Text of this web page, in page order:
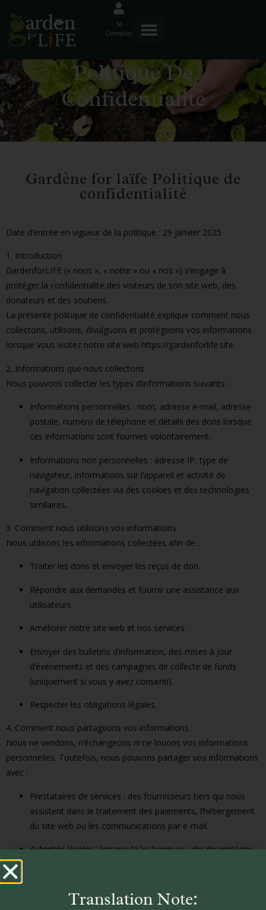
Se
Connecter
Politique De
Confidentialité
Gardène for laïfe Politique de
confidentialité
Date d’entrée en vigueur de la politique : 29 janvier 2025
1. Introduction
GardenforLIFE (« nous », « notre » ou « nos ») s’engage à
protéger la confidentialité des visiteurs de son site web, des
donateurs et des soutiens.
La présente politique de confidentialité explique comment nous
collectons, utilisons, divulguons et protégeons vos informations
lorsque vous visitez notre site web https://gardenforlife.site.
2. Informations que nous collectons
Nous pouvons collecter les types d’informations suivants :
Informations personnelles : nom, adresse e-mail, adresse
postale, numéro de téléphone et détails des dons lorsque
ces informations sont fournies volontairement.
Informations non personnelles : adresse IP, type de
navigateur, informations sur l’appareil et activité de
navigation collectées via des cookies et des technologies
similaires.
3. Comment nous utilisons vos informations
Nous utilisons les informations collectées afin de :
Traiter les dons et envoyer les reçus de don.
Répondre aux demandes et fournir une assistance aux
utilisateurs.
Améliorer notre site web et nos services.
Envoyer des bulletins d’information, des mises à jour
d’événements et des campagnes de collecte de fonds
(uniquement si vous y avez consenti).
Respecter les obligations légales.
4. Comment nous partageons vos informations
Nous ne vendons, n’échangeons ni ne louons vos informations
personnelles. Toutefois, nous pouvons partager vos informations
avec :
Prestataires de services : des fournisseurs tiers qui nous
assistent dans le traitement des paiements, l’hébergement
du site web ou les communications par e-mail.
Autorités légales : lorsque la loi l’exige ou afin de protéger
5. Cookies et technologies de suivi
Nous utilisons des cookies et des technologies de suivi similaires
Translation Note: